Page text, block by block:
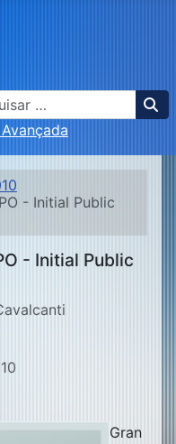
- Initial Public
- Initial Public
Gran